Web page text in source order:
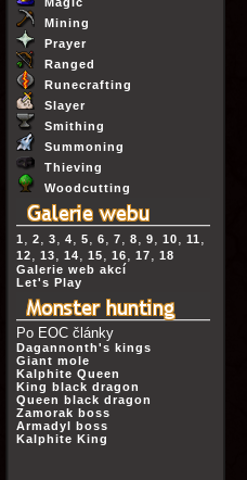
Mining
Prayer
Ranged
Runecrafting
Slayer
Smithing
Summoning
Thieving
Woodcutting
1 , 2, 3, 4, 5, 6, 7, 8, 9, 10, 11 ,
12, 13, 14, 15, 16, 17, 18
Galerie web akcí
Let's Play
Po EOC články
Dagannonth's kings
Giant mole
Kalphite Queen
King black dragon
Queen black dragon
Zamorak boss
Armadyl boss
Kalphite King